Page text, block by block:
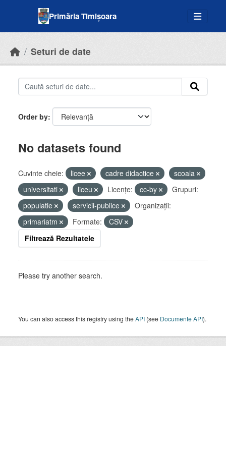
Primăria Timișoara
Seturi de date
Order by
No datasets found
Cuvinte cheie: licee cadre didactice
scoala
universitati
liceu Licenţe: cc-by
Grupuri:
populatie
servicii-publice
Organizații:
primariatm
Formate:
CSV
Filtrează Rezultatele
Please try another search.
You can also access this registry using theAPI (see Documente API).